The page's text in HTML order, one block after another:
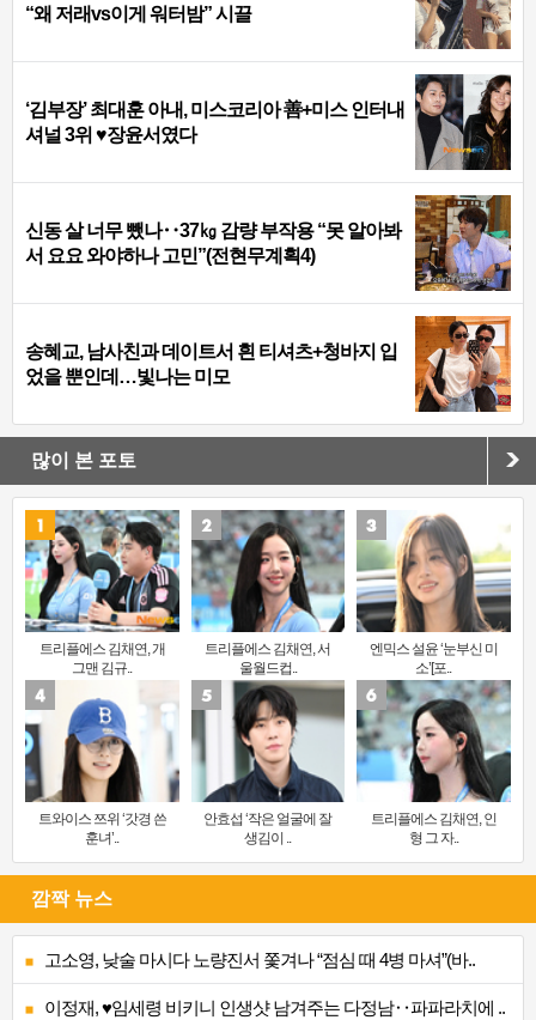
“왜 저래vs이게 워터밤” 시끌
‘김부장’ 최대훈 아내, 미스코리아 善+미스 인터내
셔널 3위 ♥장윤서였다
신동 살 너무 뺐나‥37㎏ 감량 부작용 “못 알아봐
서 요요 와야하나 고민”(전현무계획4)
송혜교, 남사친과 데이트서 흰 티셔츠+청바지 입
었을 뿐인데…빛나는 미모
많이 본 포토
트리플에스 김채연, 개
그맨 김규..
트리플에스 김채연, 서
울월드컵..
엔믹스 설윤 ‘눈부신 미
소’[포..
트와이스 쯔위 ‘갓경 쓴
훈녀’..
안효섭 ‘작은 얼굴에 잘
생김이 ..
트리플에스 김채연, 인
형 그 자..
깜짝 뉴스
고소영, 낮술 마시다 노량진서 쫓겨나 “점심 때 4병 마셔”(바..
이정재, ♥임세령 비키니 인생샷 남겨주는 다정남‥파파라치에 ..